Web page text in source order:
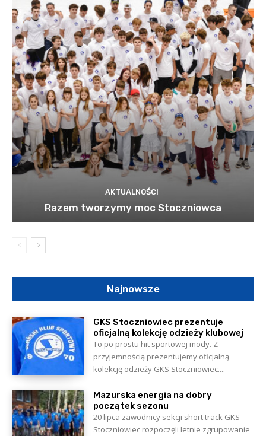
AKTUALNOŚCI
Razem tworzymy moc Stoczniowca
Najnowsze
GKS Stoczniowiec prezentuje
oficjalną kolekcję odzieży klubowej
To po prostu hit sportowej mody. Z
przyjemnością prezentujemy oficjalną
kolekcję odzieży GKS Stoczniowiec....
Mazurska energia na dobry
początek sezonu
20 lipca zawodnicy sekcji short track GKS
Stoczniowiec rozpoczęli letnie zgrupowanie